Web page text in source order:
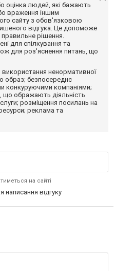
оцінка людей, які бажають
враження іншим
сайту з обов'язковою
відгука. Це допоможе
рішення.
для спілкування та
для роз'яснення питань, що
використання ненормативної
образ; безпосереднє
конкуруючими компаніями;
що ображають діяльність
розміщення посилань на
реклама та
на сайті
написання відгуку